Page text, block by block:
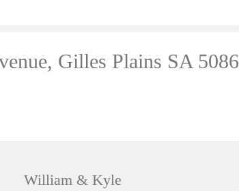
Gilles Plains SA 5086
William & Kyle